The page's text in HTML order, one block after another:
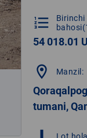
format_list_numbered
Birinchi
54 018.01
location_on Manzil:
tumani,